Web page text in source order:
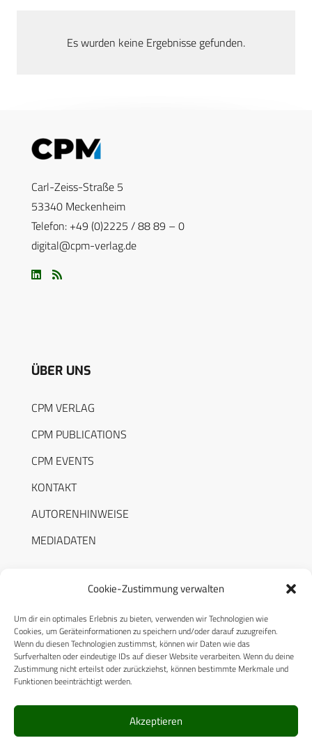
Cookie-Zustimmung verwalten
Um dir ein optimales Erlebnis zu bieten, verwenden wir Technologien wie
Cookies, um Geräteinformationen zu speichern und/oder darauf zuzugreifen.
Wenn du diesen Technologien zustimmst, können wir Daten wie das
Surfverhalten oder eindeutige IDs auf dieser Website verarbeiten. Wenn du deine
Zustimmung nicht erteilst oder zurückziehst, können bestimmte Merkmale und
Funktionen beeinträchtigt werden.
Akzeptieren
Es wurden keine Ergebnisse gefunden.
Carl-Zeiss-Straße 5
53340 Meckenheim
Telefon: +49 (0)2225 / 88 89 – 0
digital@cpm-verlag.de
ÜBER UNS
CPM VERLAG
CPM PUBLICATIONS
CPM EVENTS
KONTAKT
AUTORENHINWEISE
MEDIADATEN
RECHTLICHES
Datenschutzerklärung
Cookie-Richtlinie (EU)